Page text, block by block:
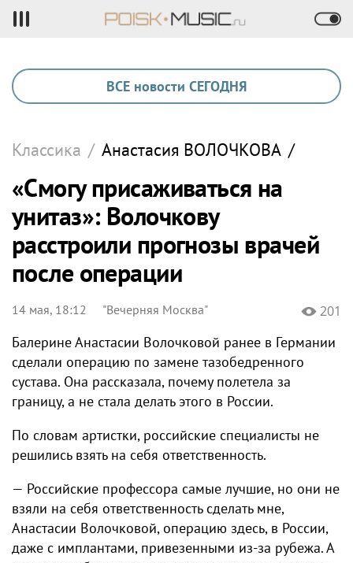
ВСЕ новости СЕГОДНЯ
Классика / Анастасия ВОЛОЧКОВА /
«Смогу присаживаться на
унитаз»: Волочкову
расстроили прогнозы врачей
после операции
14 мая, 18:12 "Вечерняя Москва" 201
Балерине Анастасии Волочковой ранее в Германии
сделали операцию по замене тазобедренного
сустава. Она рассказала, почему полетела за
границу, а не стала делать этого в России.
По словам артистки, российские специалисты не
решились взять на себя ответственность.
— Российские профессора самые лучшие, но они не
взяли на себя ответственность сделать мне,
Анастасии Волочковой, операцию здесь, в России,
даже с имплантами, привезенными из-за рубежа. А